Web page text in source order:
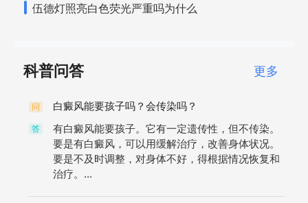
伍德灯照亮白色荧光严重吗为什么
科普问答 更多
问 白癜风能要孩子吗？会传染吗？
答
有白癜风能要孩子。它有一定遗传性，但不传染。
要是有白癜风，可以用缓解治疗，改善身体状况。
要是不及时调整，对身体不好，得根据情况恢复和
治疗。...